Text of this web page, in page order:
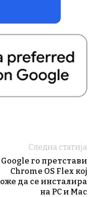
Следна статија
Google го претстави
Chrome OS Flex кој
да се инсталира
на PC и Mac